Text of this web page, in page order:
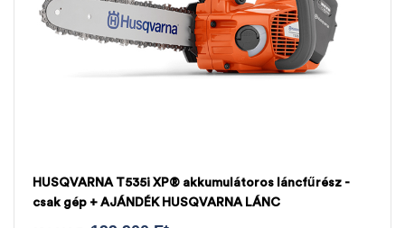
HUSQVARNA T535i XP® akkumulátoros láncfűrész -
csak gép + AJÁNDÉK HUSQVARNA LÁNC